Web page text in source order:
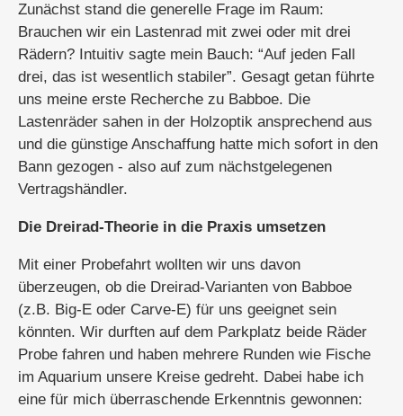
Zunächst stand die generelle Frage im Raum:
Brauchen wir ein Lastenrad mit zwei oder mit drei
Rädern? Intuitiv sagte mein Bauch: “Auf jeden Fall
drei, das ist wesentlich stabiler”. Gesagt getan führte
uns meine erste Recherche zu Babboe. Die
Lastenräder sahen in der Holzoptik ansprechend aus
und die günstige Anschaffung hatte mich sofort in den
Bann gezogen - also auf zum nächstgelegenen
Vertragshändler.
Die Dreirad-Theorie in die Praxis umsetzen
Mit einer Probefahrt wollten wir uns davon
überzeugen, ob die Dreirad-Varianten von Babboe
(z.B. Big-E oder Carve-E) für uns geeignet sein
könnten. Wir durften auf dem Parkplatz beide Räder
Probe fahren und haben mehrere Runden wie Fische
im Aquarium unsere Kreise gedreht. Dabei habe ich
eine für mich überraschende Erkenntnis gewonnen: